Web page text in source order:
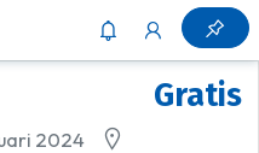
Gratis
2024